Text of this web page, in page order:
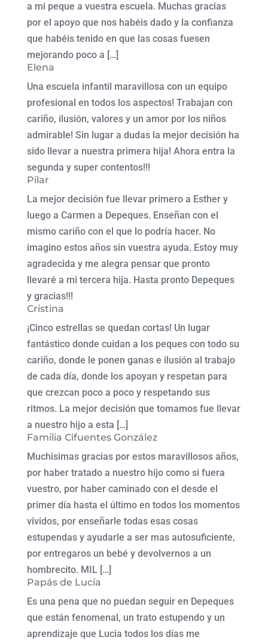
a mi peque a vuestra escuela. Muchas gracias
por el apoyo que nos habéis dado y la confianza
que habéis tenido en que las cosas fuesen
mejorando poco a […]
Elena
Una escuela infantil maravillosa con un equipo
profesional en todos los aspectos! Trabajan con
cariño, ilusión, valores y un amor por los niños
admirable! Sin lugar a dudas la mejor decisión ha
sido llevar a nuestra primera hija! Ahora entra la
segunda y super contentos!!!
Pilar
La mejor decisión fue llevar primero a Esther y
luego a Carmen a Depeques. Enseñan con el
mismo cariño con el que lo podría hacer. No
imagino estos años sin vuestra ayuda. Estoy muy
agradecida y me alegra pensar que pronto
llevaré a mi tercera hija. Hasta pronto Depeques
y gracias!!!
Cristina
¡Cinco estrellas se quedan cortas! Un lugar
fantástico donde cuidan a los peques con todo su
cariño, donde le ponen ganas e ilusión al trabajo
de cada día, donde los apoyan y respetan para
que crezcan poco a poco y respetando sus
ritmos. La mejor decisión que tomamos fue llevar
a nuestro hijo a esta […]
Familia Cifuentes González
Muchisimas gracias por estos maravillosos años,
por haber tratado a nuestro hijo como si fuera
vuestro, por haber caminado con el desde el
primer día hasta el último en todos los momentos
vividos, por enseñarle todas esas cosas
estupendas y ayudarle a ser mas autosuficiente,
por entregaros un bebé y devolvernos a un
hombrecito. MIL […]
Papás de Lucía
Es una pena que no puedan seguir en Depeques
que están fenomenal, un trato estupendo y un
aprendizaje que Lucia todos los días me